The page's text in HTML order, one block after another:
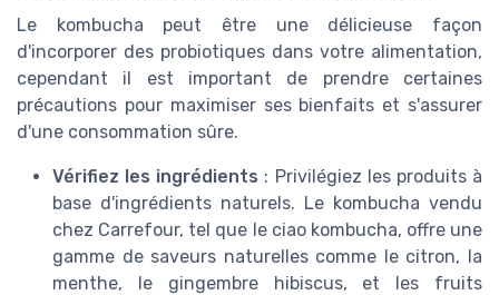
Le kombucha peut être une délicieuse façon
d'incorporer des probiotiques dans votre alimentation,
cependant il est important de prendre certaines
précautions pour maximiser ses bienfaits et s'assurer
d'une consommation sûre.
Vérifiez les ingrédients : Privilégiez les produits à
base d'ingrédients naturels. Le kombucha vendu
chez Carrefour, tel que le ciao kombucha, offre une
gamme de saveurs naturelles comme le citron, la
menthe, le gingembre hibiscus, et les fruits